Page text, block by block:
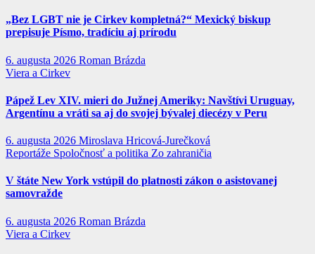
„Bez LGBT nie je Cirkev kompletná?“ Mexický biskup
prepisuje Písmo, tradíciu aj prírodu
6. augusta 2026 Roman Brázda
Viera a Cirkev
Pápež Lev XIV. mieri do Južnej Ameriky: Navštívi Uruguay,
Argentínu a vráti sa aj do svojej bývalej diecézy v Peru
6. augusta 2026 Miroslava Hricová-Jurečková
Reportáže Spoločnosť a politika Zo zahraničia
V štáte New York vstúpil do platnosti zákon o asistovanej
samovražde
6. augusta 2026 Roman Brázda
Viera a Cirkev